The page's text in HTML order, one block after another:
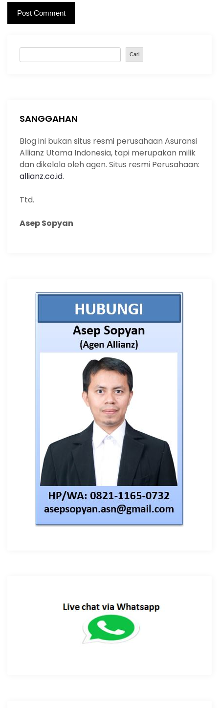
e
Cari
SANGGAHAN
Blog ini bukan situs resmi perusahaan Asuransi
Allianz Utama Indonesia, tapi merupakan milik
dan dikelola oleh agen. Situs resmi Perusahaan:
allianz.co.id.
Ttd.
Asep Sopyan